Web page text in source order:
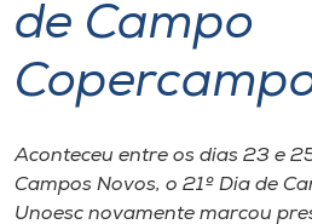
Atendimento ao Estudante
Portal de Ensino
A
Unoesc
de Campo
Aconteceu entre os dias 23 e
Campos Novos, o 21º Dia de
Unoesc novamente marcou